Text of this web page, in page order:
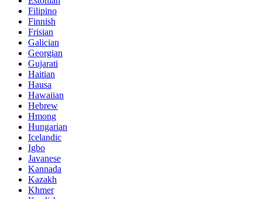
Filipino
Finnish
Frisian
Galician
Georgian
Gujarati
Haitian
Hausa
Hawaiian
Hebrew
Hmong
Hungarian
Icelandic
Igbo
Javanese
Kannada
Kazakh
Khmer